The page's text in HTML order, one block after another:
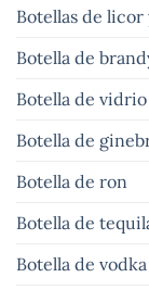
Botellas de
Botella de
Botella de
Botella de
Botella de ron
Botella de
Botella de vodka